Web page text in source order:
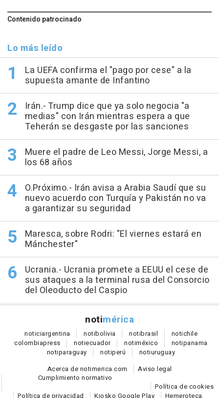
Contenido patrocinado
Lo más leído
La UEFA confirma el "pago por cese" a la
supuesta amante de Infantino
Irán.- Trump dice que ya solo negocia "a
medias" con Irán mientras espera a que
Teherán se desgaste por las sanciones
Muere el padre de Leo Messi, Jorge Messi, a
los 68 años
O.Próximo.- Irán avisa a Arabia Saudí que su
nuevo acuerdo con Turquía y Pakistán no va
a garantizar su seguridad
Maresca, sobre Rodri: "El viernes estará en
Mánchester"
Ucrania.- Ucrania promete a EEUU el cese de
sus ataques a la terminal rusa del Consorcio
del Oleoducto del Caspio
notimérica
noticiargentina notibolivia notibrasil notichile
colombiapress notiecuador notiméxico notipanama
notiparaguay notiperú notiuruguay
Acerca de notimerica.com
Aviso legal
Cumplimiento normativo
Política de cookies
Política de privacidad
Kiosko Google Play Hemeroteca